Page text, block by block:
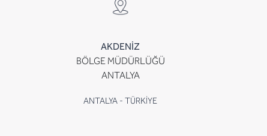
AKDENİZ
BÖLGE MÜDÜRLÜĞÜ
ANTALYA
ANTALYA - TÜRKİYE